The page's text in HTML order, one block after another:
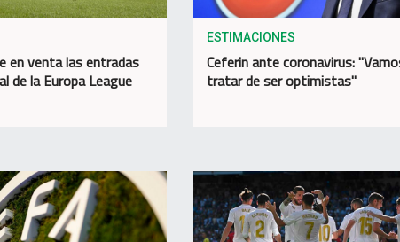
en venta las entradas
de la Europa League
ESTIMACIONES
Ceferin ante coronavirus:
tratar de ser optimistas"